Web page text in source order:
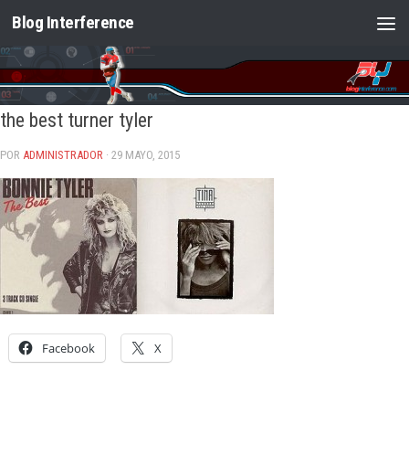
Saltar al contenido
Blog Interference
the best turner tyler
POR ADMINISTRADOR · 29 MAYO, 2015
Facebook X